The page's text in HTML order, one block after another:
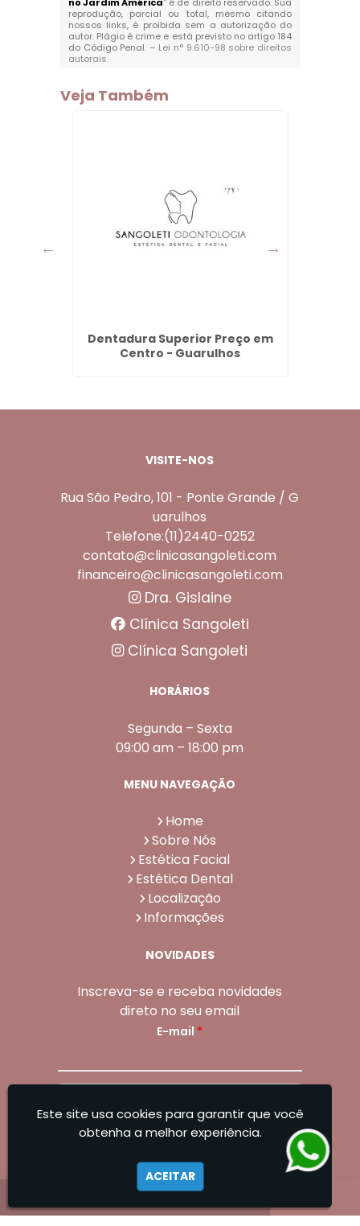
reprodução, parcial ou total, mesmo citando
nossos links, é proibida sem a autorização do
autor. Plágio é crime e está previsto no artigo 184
do Código Penal. – Lei n° 9.610-98 sobre direitos
autorais.
Veja Também
Dentadura Superior Preço em
Centro - Guarulhos
VISITE-NOS
Rua São Pedro, 101 - Ponte Grande / G
uarulhos
Telefone:(11)2440-0252
contato@clinicasangoleti.com
financeiro@clinicasangoleti.com
Dra. Gislaine
Clínica Sangoleti
Clínica Sangoleti
HORÁRIOS
Segunda – Sexta
09:00 am – 18:00 pm
MENU NAVEGAÇÃO
Home
Sobre Nós
Estética Facial
Estética Dental
Localização
Informações
NOVIDADES
Inscreva-se e receba novidades
direto no seu email
E-mail *
Sangoleti Odontologia - Estética Dental e
Este site usa cookies para garantir que você
obtenha a melhor experiência.
ACEITAR